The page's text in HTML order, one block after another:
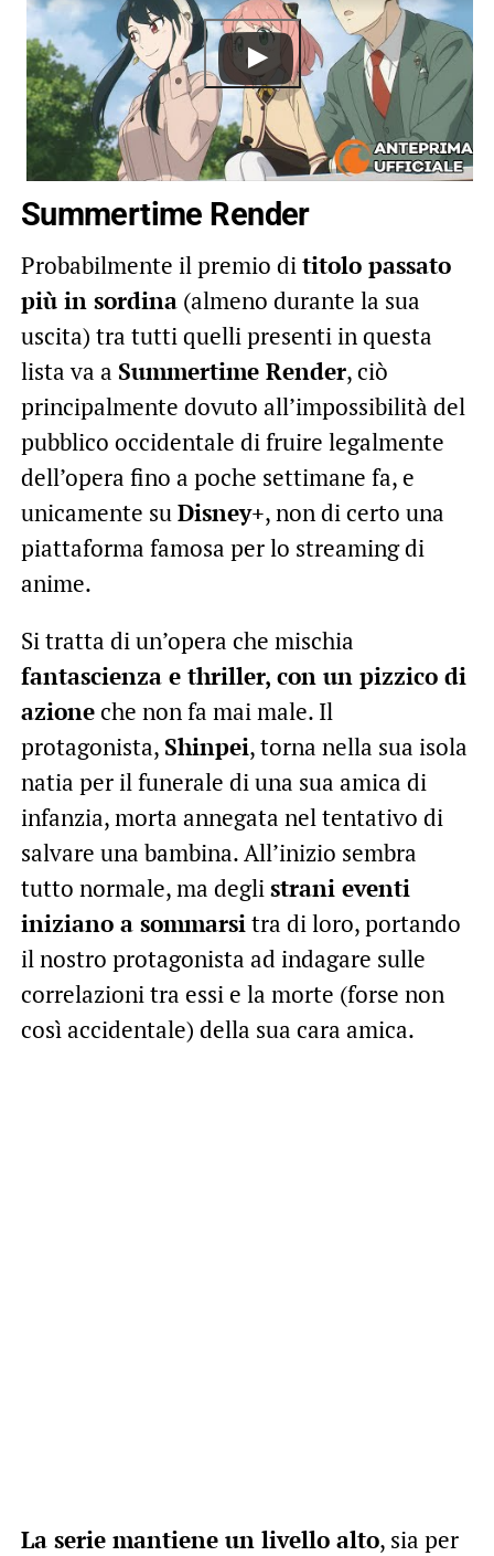
Summertime Render
Probabilmente il premio dititolo passato
più in sordina(almeno durante la sua
uscita) tra tutti quelli presenti in questa
lista va a Summertime Render, ciò
principalmente dovuto all’impossibilità del
pubblico occidentale di fruire legalmente
dell’opera fino a poche settimane fa, e
unicamente suDisney+, non di certo una
piattaforma famosa per lo streaming di
anime.
Si tratta di un’opera che mischia
fantascienza e thriller, con un pizzico di
azioneche non fa mai male. Il
protagonista, Shinpei, torna nella sua isola
natia per il funerale di una sua amica di
infanzia, morta annegata nel tentativo di
salvare una bambina. All’inizio sembra
tutto normale, ma deglistrani eventi
iniziano a sommarsitra di loro, portando
il nostro protagonista ad indagare sulle
correlazioni tra essi e la morte (forse non
così accidentale) della sua cara amica.
La serie mantiene un livello alto, sia per